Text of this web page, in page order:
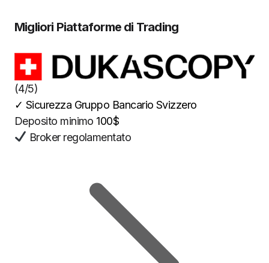
Migliori Piattaforme di Trading
(4/5)
✓ Sicurezza Gruppo Bancario Svizzero
Deposito minimo 100$
Broker regolamentato